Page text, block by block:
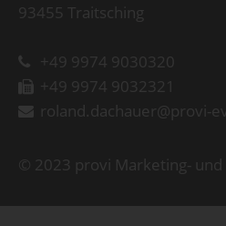
93455 Traitsching
+49 9974 9030320
+49 9974 9032321
roland.dachauer@provi-
© 2023 provi Marketing-